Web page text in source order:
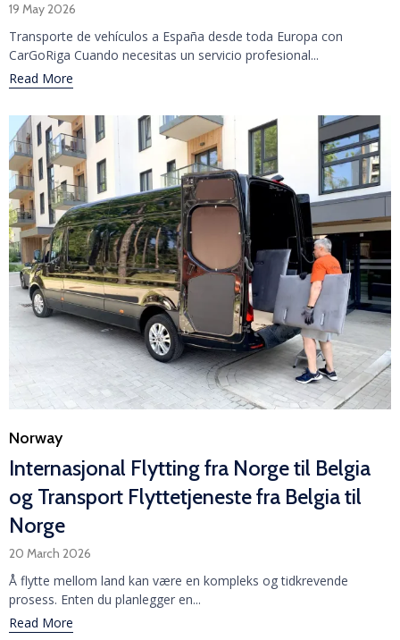
19 May 2026
Transporte de vehículos a España desde toda Europa con
CarGoRiga Cuando necesitas un servicio profesional...
Read More
Category
Norway
Internasjonal Flytting fra Norge til Belgia
og Transport Flyttetjeneste fra Belgia til
Norge
20 March 2026
Å flytte mellom land kan være en kompleks og tidkrevende
prosess. Enten du planlegger en...
Read More